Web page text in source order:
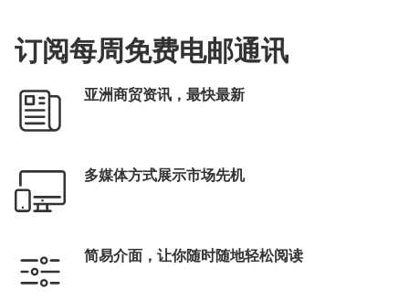
订阅每周免费电邮通讯
亚洲商贸资讯，最快最新
多媒体方式展示市场先机
简易介面，让你随时随地轻松阅读